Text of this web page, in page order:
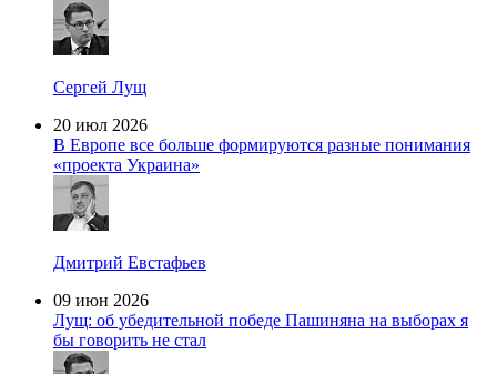
Сергей Лущ
20 июл 2026
В Европе все больше формируются разные понимания
«проекта Украина»
Дмитрий Евстафьев
09 июн 2026
Лущ: об убедительной победе Пашиняна на выборах я
бы говорить не стал